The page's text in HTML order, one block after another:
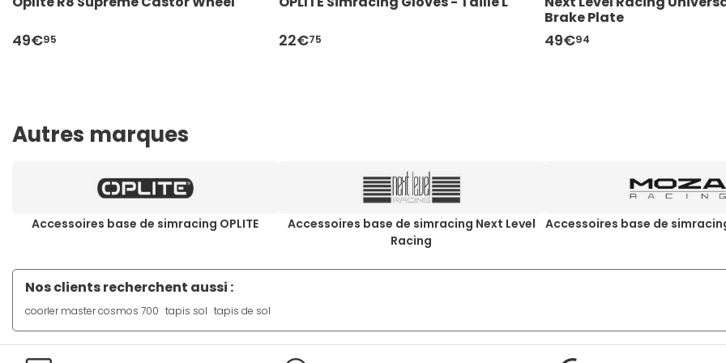
49€95 22€75
Brake Plate
49€94
Autres marques
Accessoires base de simracing OPLITE
Accessoires base de simracing Next Level
Racing
Accessoires base de
Nos clients recherchent aussi :
coorler master cosmos 700 tapis sol tapis de sol